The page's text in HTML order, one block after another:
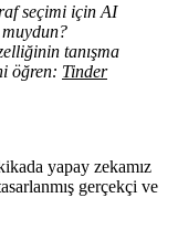
seçimi için AI
tanışma
öğren: Tinder
yapay zekamız
gerçekçi ve